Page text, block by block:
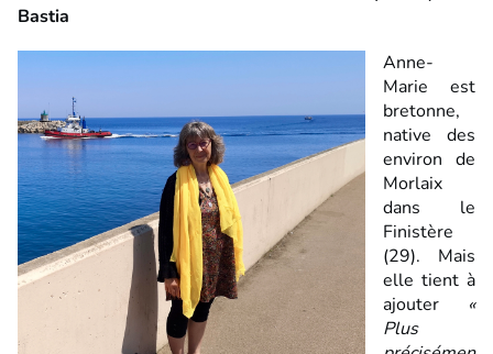
Bastia
Anne-
Marie est
bretonne,
native des
environ de
Morlaix
dans le
Finistère
(29). Mais
elle tient à
ajouter «
Plus